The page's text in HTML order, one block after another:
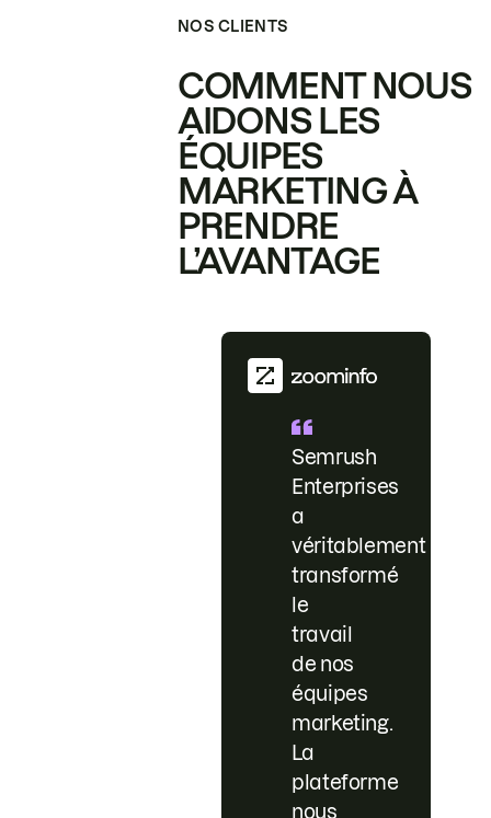
NOS CLIENTS
COMMENT NOUS
AIDONS LES
ÉQUIPES
MARKETING À
PRENDRE
L’AVANTAGE
Semrush
Enterprises
a
véritablement
transformé
le
travail
de nos
équipes
marketing.
La
plateforme
nous